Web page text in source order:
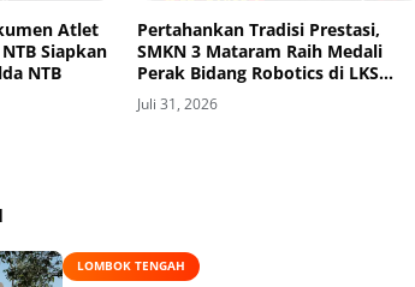
Atlet
Siapkan
NTB
Pertahankan Tradisi Prestasi,
SMKN 3 Mataram Raih Medali
Perak Bidang Robotics di LKS
Tingkat Provinsi 2026
Juli 31, 2026
LOMBOK TENGAH